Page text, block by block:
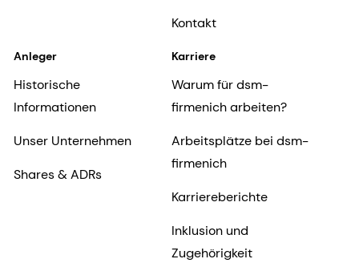
Kontakt
Anleger
Historische
Informationen
Unser Unternehmen
Shares & ADRs
Karriere
Warum für dsm-
firmenich arbeiten?
Arbeitsplätze bei dsm-
firmenich
Karriereberichte
Inklusion und
Zugehörigkeit